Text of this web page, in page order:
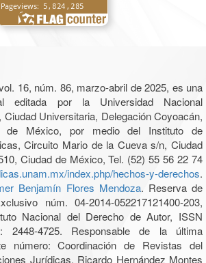
16, núm. 86, marzo-abril de 2025, es una
editada por la Universidad Nacional
Universitaria, Delegación Coyoacán,
de México, por medio del Instituto de
Circuito Mario de la Cueva s/n, Ciudad
Ciudad de México, Tel. (52) 55 56 22 74
index.php/hechos-y-derechos.
Benjamín Flores Mendoza. Reserva de
núm. 04-2014-052217121400-203,
Nacional del Derecho de Autor, ISSN
2448-4725. Responsable de la última
número: Coordinación de Revistas del
Jurídicas, Ricardo Hernández Montes